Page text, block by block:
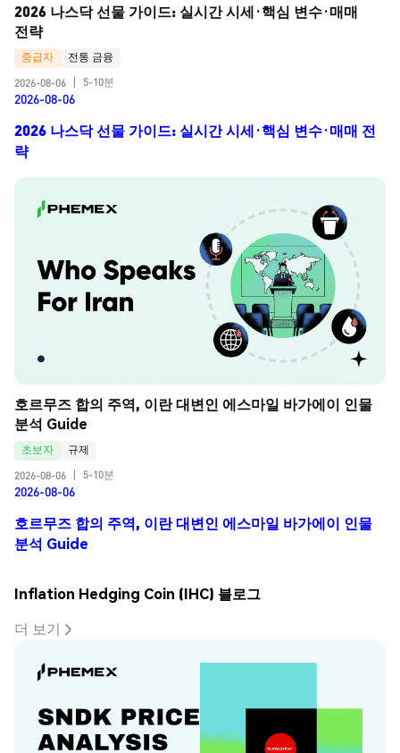
2026 나스닥 선물 가이드: 실시간 시세·핵심 변수·매매
전략
중급자
전통 금융
2026-08-06
5-10분
2026-08-06
2026 나스닥 선물 가이드: 실시간 시세·핵심 변수·매매 전
략
호르무즈 합의 주역, 이란 대변인 에스마일 바가에이 인물
분석 Guide
초보자
규제
2026-08-06
5-10분
2026-08-06
호르무즈 합의 주역, 이란 대변인 에스마일 바가에이 인물
분석 Guide
Inflation Hedging Coin (IHC) 블로그
더 보기